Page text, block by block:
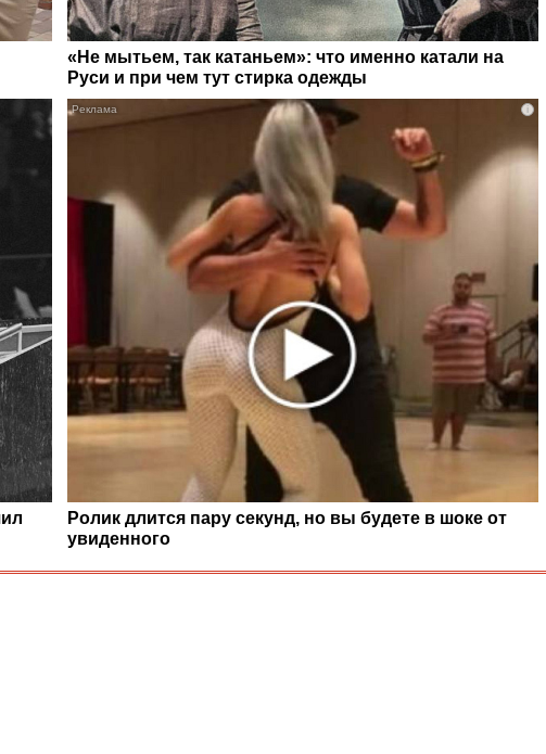
«Не мытьем, так катаньем»: что именно катали на
Руси и при чем тут стирка одежды
i
Ролик длится пару секунд, но вы будете в шоке от
увиденного